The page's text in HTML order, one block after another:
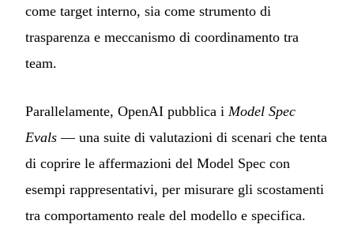
come target interno, sia come strumento di
trasparenza e meccanismo di coordinamento tra
team.
Parallelamente, OpenAI pubblica i Model Spec
Evals — una suite di valutazioni di scenari che tenta
di coprire le affermazioni del Model Spec con
esempi rappresentativi, per misurare gli scostamenti
tra comportamento reale del modello e specifica.